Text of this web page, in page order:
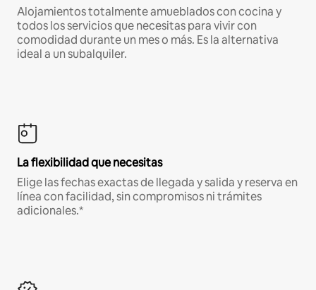
Alojamientos totalmente amueblados con cocina y
todos los servicios que necesitas para vivir con
comodidad durante un mes o más. Es la alternativa
ideal a un subalquiler.
La flexibilidad que necesitas
Elige las fechas exactas de llegada y salida y reserva en
línea con facilidad, sin compromisos ni trámites
adicionales.*